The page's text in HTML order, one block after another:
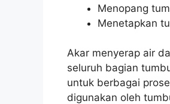
Menopang
Menetapkan
Akar menyerap air
seluruh bagian
untuk berbagai
digunakan oleh